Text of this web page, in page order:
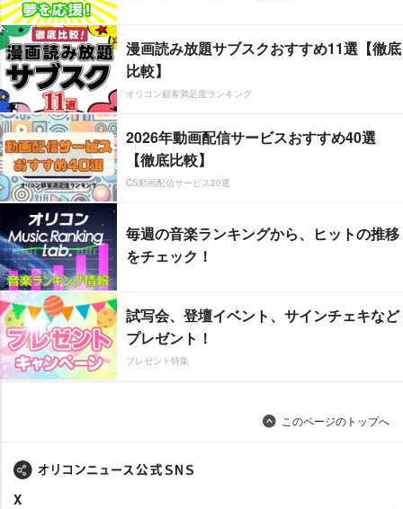
漫画読み放題サブスクおすすめ11選【徹底
比較】
オリコン顧客満足度ランキング
2026年動画配信サービスおすすめ40選
【徹底比較】
CS動画配信サービス20選
毎週の音楽ランキングから、ヒットの推移
をチェック！
試写会、登壇イベント、サインチェキなど
プレゼント！
プレゼント特集
このページのトップへ
X